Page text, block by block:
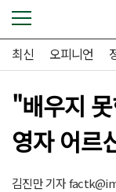
최신 오피니언
"배우지
영자 어르
김진만 기자